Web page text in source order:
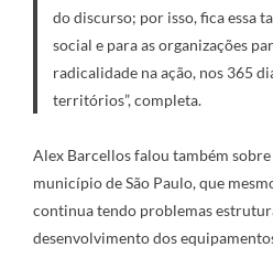
do discurso; por isso, fica essa
social e para as organizações
radicalidade na ação, nos 365
territórios”, completa.
Alex Barcellos falou também
município de São Paulo, que
continua tendo problemas
desenvolvimento dos